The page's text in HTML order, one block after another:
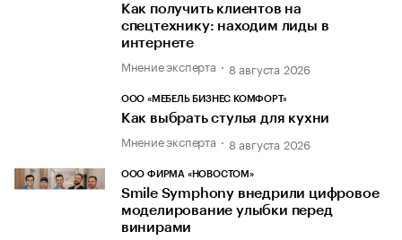
Как получить клиентов на
спецтехнику: находим лиды в
интернете
Мнение эксперта 8 августа 2026
ООО «МЕБЕЛЬ БИЗНЕС КОМФОРТ»
Как выбрать стулья для кухни
Мнение эксперта 8 августа 2026
ООО ФИРМА «НОВОСТОМ»
Smile Symphony внедрили цифровое
моделирование улыбки перед
винирами